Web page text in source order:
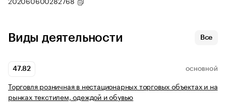
Виды деятельности Все
47.82 ОСНОВНОЙ
Торговля розничная в нестационарных торговых объектах и на
рынках текстилем, одеждой и обувью